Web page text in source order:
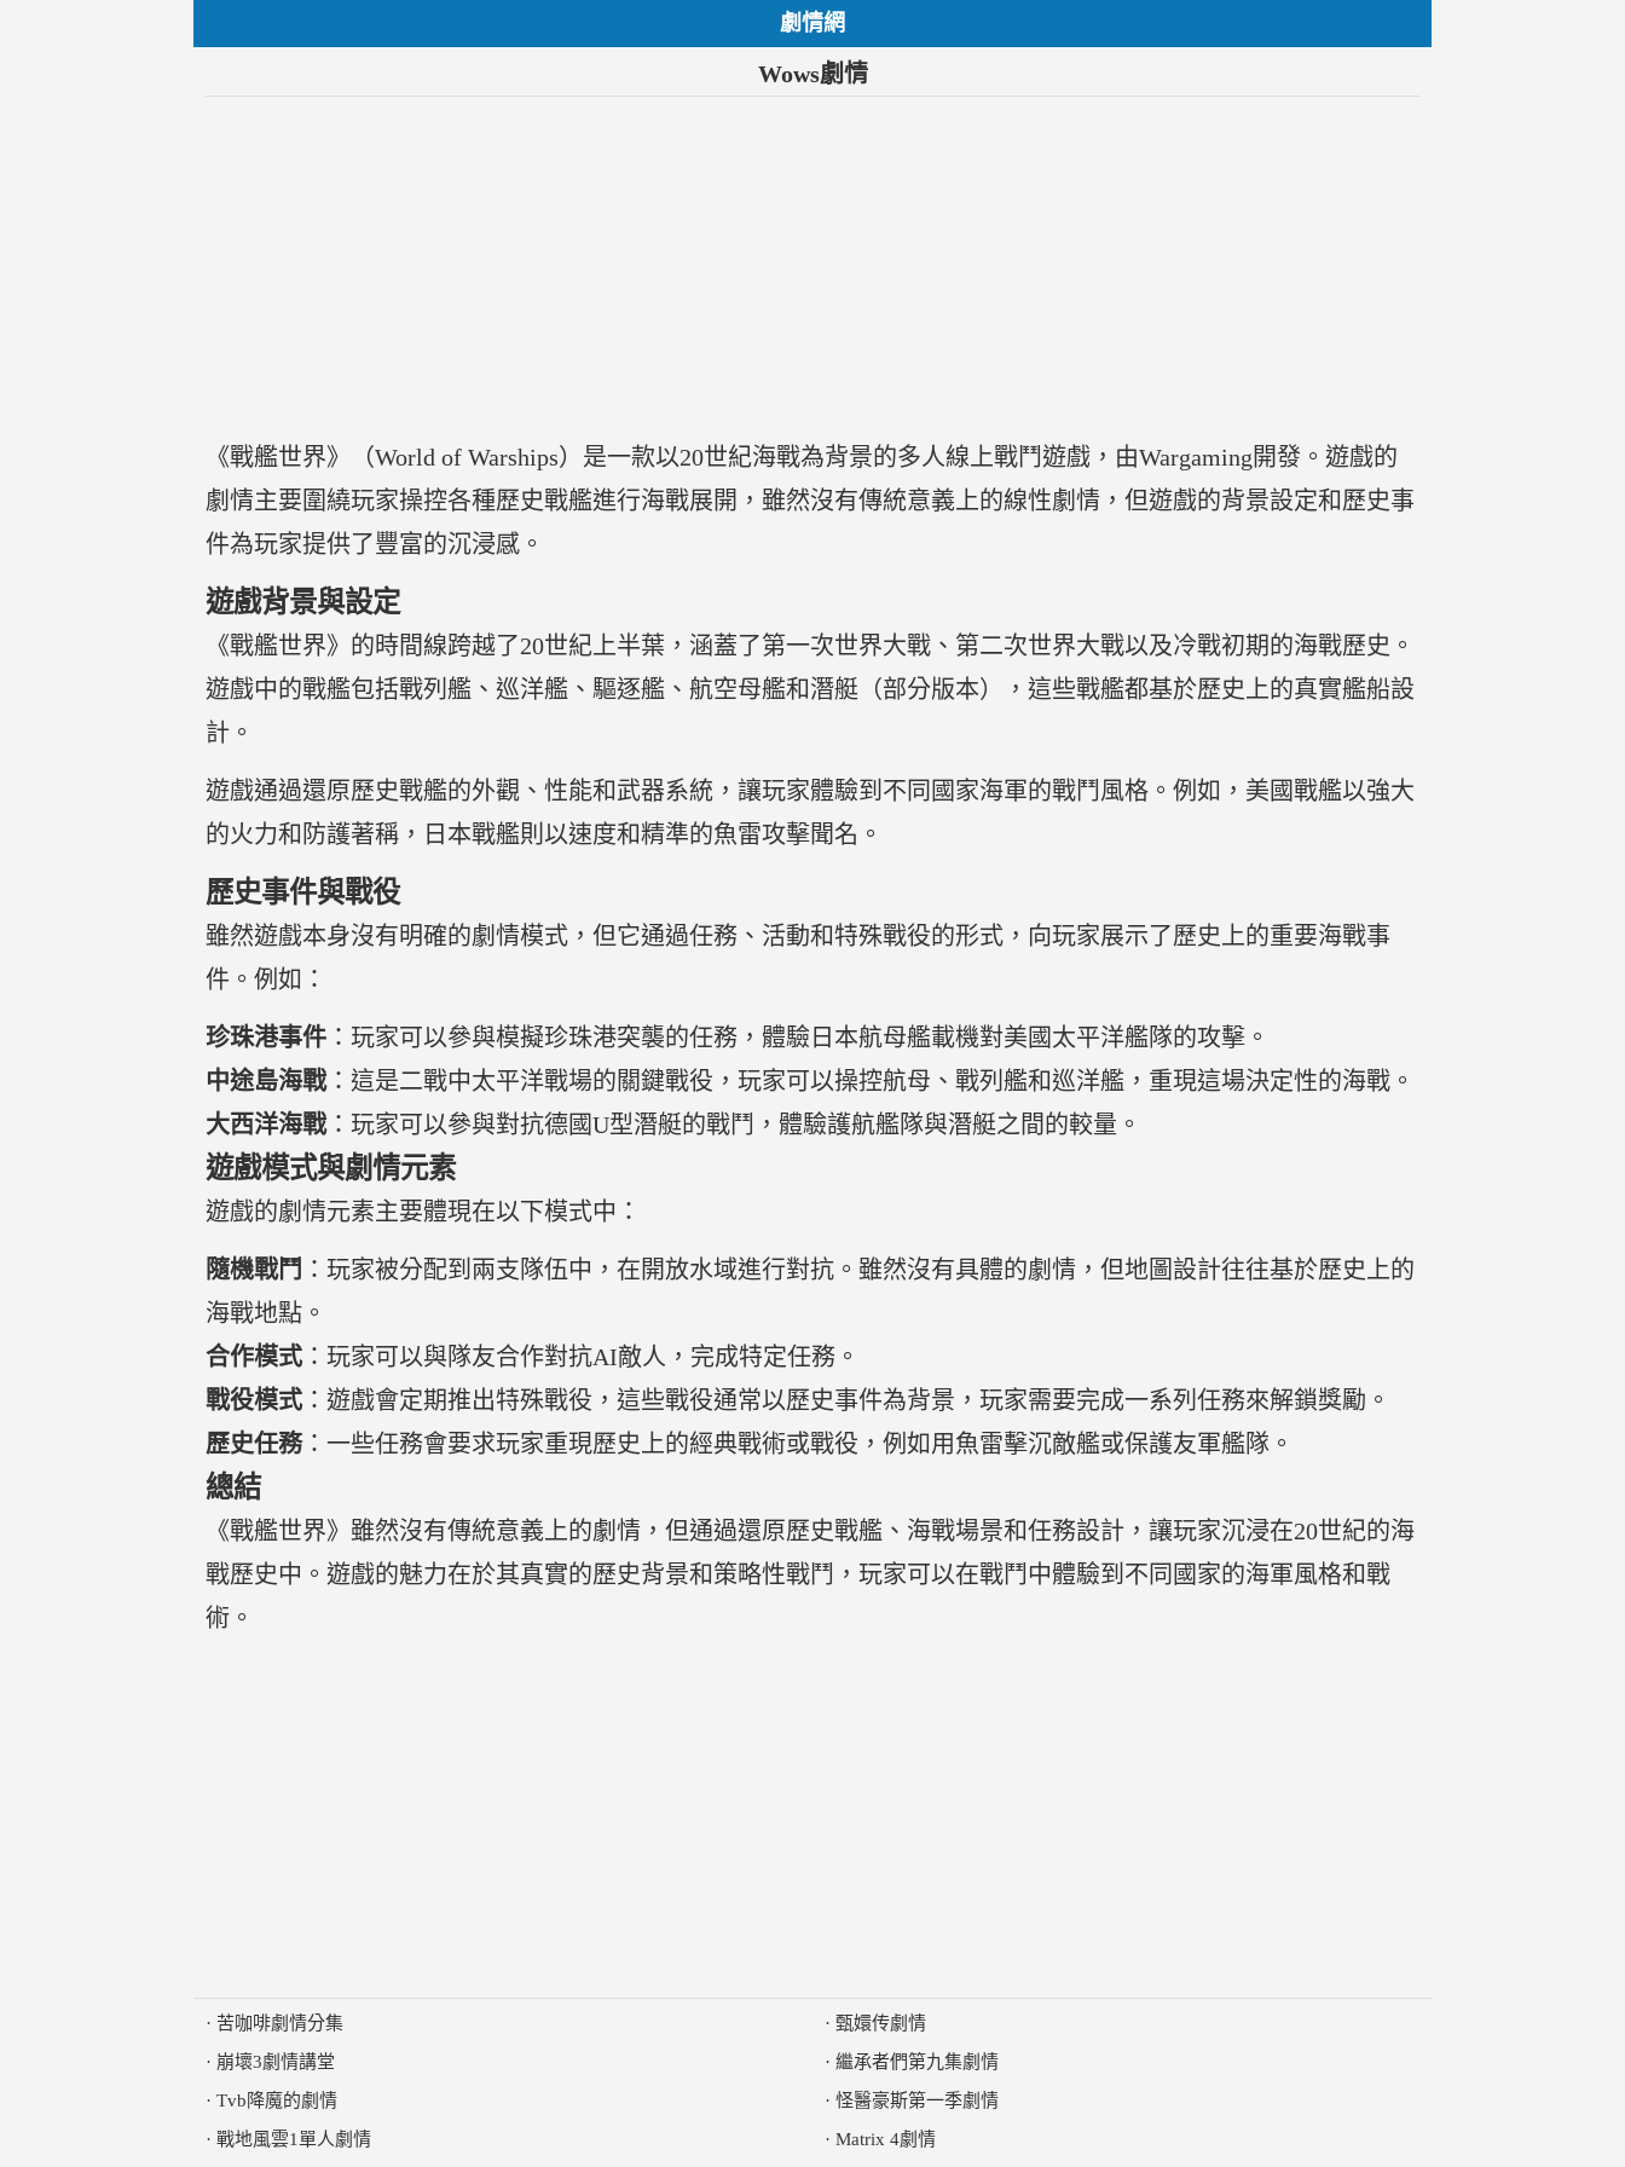
劇情網
Wows劇情
《戰艦世界》（World of Warships）是一款以20世紀海戰為背景的多人線上戰鬥遊戲，由Wargaming開發。遊戲的
劇情主要圍繞玩家操控各種歷史戰艦進行海戰展開，雖然沒有傳統意義上的線性劇情，但遊戲的背景設定和歷史事
件為玩家提供了豐富的沉浸感。
遊戲背景與設定
《戰艦世界》的時間線跨越了20世紀上半葉，涵蓋了第一次世界大戰、第二次世界大戰以及冷戰初期的海戰歷史。
遊戲中的戰艦包括戰列艦、巡洋艦、驅逐艦、航空母艦和潛艇（部分版本），這些戰艦都基於歷史上的真實艦船設
計。
遊戲通過還原歷史戰艦的外觀、性能和武器系統，讓玩家體驗到不同國家海軍的戰鬥風格。例如，美國戰艦以強大
的火力和防護著稱，日本戰艦則以速度和精準的魚雷攻擊聞名。
歷史事件與戰役
雖然遊戲本身沒有明確的劇情模式，但它通過任務、活動和特殊戰役的形式，向玩家展示了歷史上的重要海戰事
件。例如：
珍珠港事件 ：玩家可以參與模擬珍珠港突襲的任務，體驗日本航母艦載機對美國太平洋艦隊的攻擊。
中途島海戰：這是二戰中太平洋戰場的關鍵戰役，玩家可以操控航母、戰列艦和巡洋艦，重現這場決定性的海戰。
大西洋海戰：玩家可以參與對抗德國U型潛艇的戰鬥，體驗護航艦隊與潛艇之間的較量。
遊戲模式與劇情元素
遊戲的劇情元素主要體現在以下模式中：
隨機戰鬥 ：玩家被分配到兩支隊伍中，在開放水域進行對抗。雖然沒有具體的劇情，但地圖設計往往基於歷史上的
海戰地點。
合作模式 ：玩家可以與隊友合作對抗AI敵人，完成特定任務。
戰役模式 ：遊戲會定期推出特殊戰役，這些戰役通常以歷史事件為背景，玩家需要完成一系列任務來解鎖獎勵。
歷史任務：一些任務會要求玩家重現歷史上的經典戰術或戰役，例如用魚雷擊沉敵艦或保護友軍艦隊。
總結
《戰艦世界》雖然沒有傳統意義上的劇情，但通過還原歷史戰艦、海戰場景和任務設計，讓玩家沉浸在20世紀的海
戰歷史中。遊戲的魅力在於其真實的歷史背景和策略性戰鬥，玩家可以在戰鬥中體驗到不同國家的海軍風格和戰
術。
· 苦咖啡劇情分集
· 崩壞3劇情講堂
· Tvb降魔的劇情
· 戰地風雲1單人劇情
· 甄嬛传劇情
· 繼承者們第九集劇情
· 怪醫豪斯第一季劇情
· Matrix 4劇情